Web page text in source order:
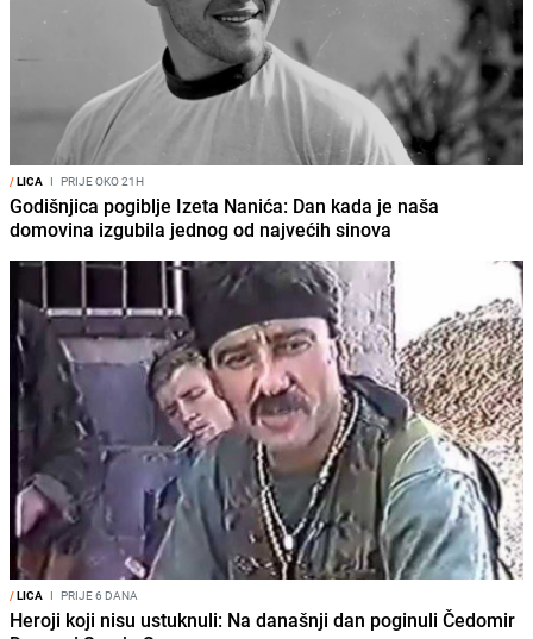
/LICA I PRIJE OKO 21H
Godišnjica pogiblje Izeta Nanića: Dan kada je naša
domovina izgubila jednog od najvećih sinova
/LICA I PRIJE 6 DANA
Heroji koji nisu ustuknuli: Na današnji dan poginuli Čedomir